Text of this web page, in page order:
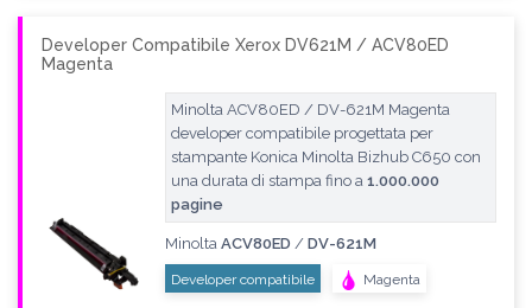
Developer Compatibile Xerox DV621M / ACV80ED
Magenta
Minolta ACV80ED / DV-621M Magenta
developer compatibile progettata per
stampante Konica Minolta Bizhub C650 con
una durata di stampa fino a 1.000.000
pagine
Minolta ACV80ED / DV-621M
Developer compatibile Magenta